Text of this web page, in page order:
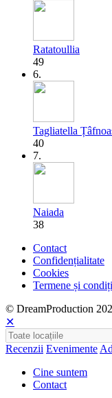
Ratatoullia
49
6.
Tagliatella
40
7.
Naiada
38
Contact
Confidențialitate
Cookies
Termene și
© DreamProduction
✕
Recenzii Evenimente
Cine suntem
Contact